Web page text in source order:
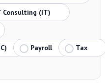
Consulting (IT)
Payroll
Tax